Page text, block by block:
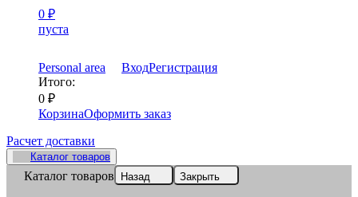
0 ₽
пуста
Personal area ВходРегистрация
Итого:
0 ₽
КорзинаОформить заказ
Расчет доставки
Каталог товаров
Каталог товаров Назад Закрыть